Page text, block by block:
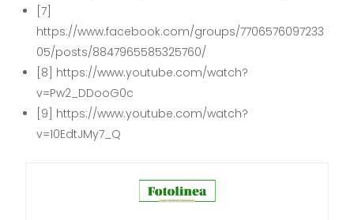
[7]
https://www.facebook.com/groups/7706576097233
05/posts/8847965585325760/
[8] https://www.youtube.com/watch?
v=Pw2_DDooG0c
[9] https://www.youtube.com/watch?
v=10EdtJMy7_Q